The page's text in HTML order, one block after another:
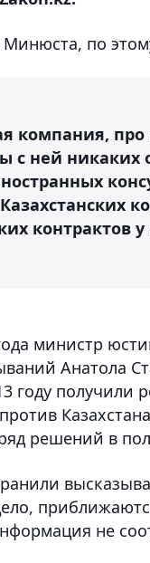
Минюста, по
компания,
с ней никаких
контрактов у
министр
Анатола
году
решений в
не